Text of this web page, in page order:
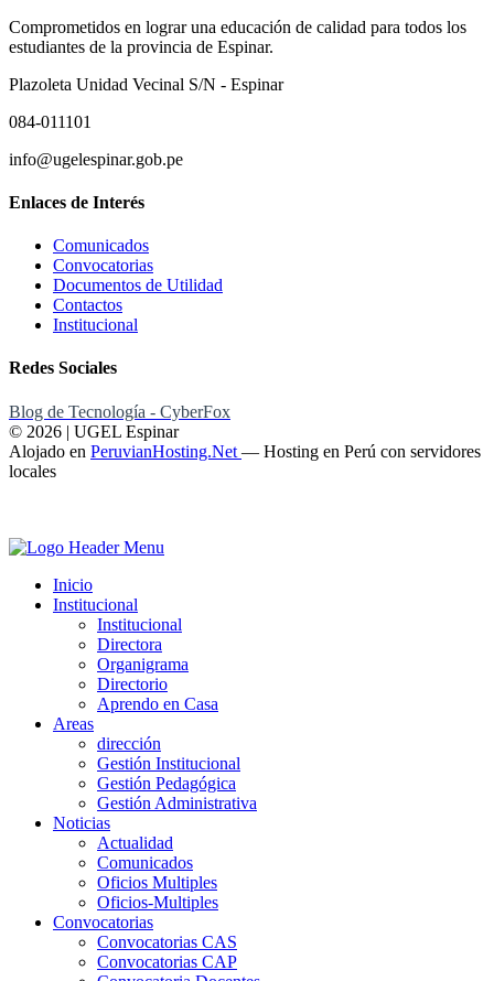
Comprometidos en lograr una educación de calidad para todos los
estudiantes de la provincia de Espinar.
Plazoleta Unidad Vecinal S/N - Espinar
084-011101
info@ugelespinar.gob.pe
Enlaces de Interés
Comunicados
Convocatorias
Documentos de Utilidad
Contactos
Institucional
Redes Sociales
Blog de Tecnología - CyberFox
© 2026 | UGEL Espinar
Alojado en PeruvianHosting.Net — Hosting en Perú con servidores
locales
Inicio
Institucional
Institucional
Directora
Organigrama
Directorio
Aprendo en Casa
Areas
dirección
Gestión Institucional
Gestión Pedagógica
Gestión Administrativa
Noticias
Actualidad
Comunicados
Oficios Multiples
Oficios-Multiples
Convocatorias
Convocatorias CAS
Convocatorias CAP